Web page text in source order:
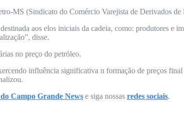
MS (Sindicato do Comércio Varejista de Derivados
aos elos iniciais da cadeia, como: produtores e
disse.
no preço do petróleo.
influência significativa n formação de preços
Campo Grande News e siga nossas redes sociais.